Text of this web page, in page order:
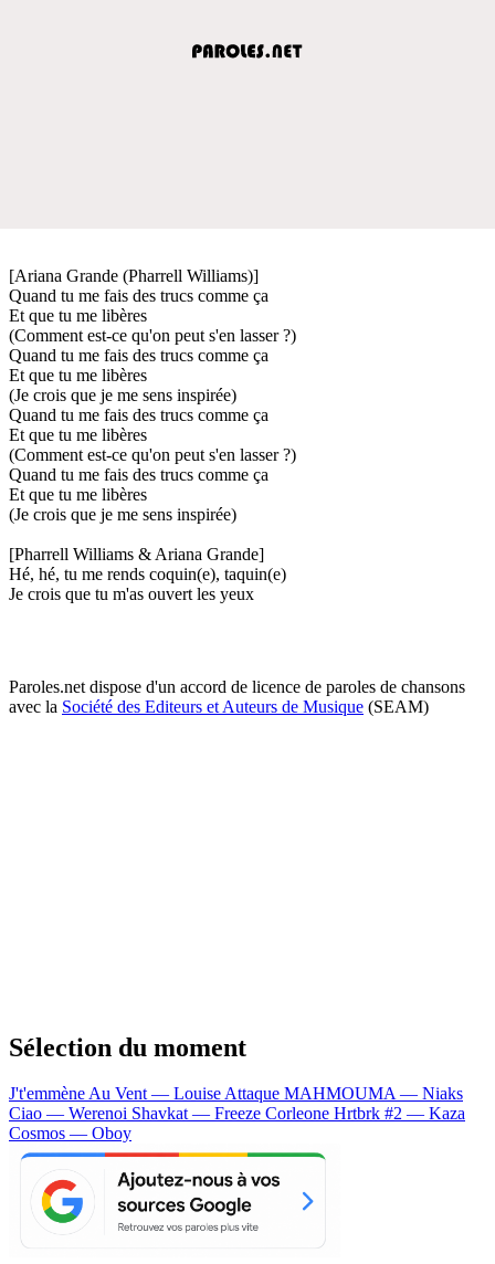
[Ariana Grande (Pharrell Williams)]
Quand tu me fais des trucs comme ça
Et que tu me libères
(Comment est-ce qu'on peut s'en lasser ?)
Quand tu me fais des trucs comme ça
Et que tu me libères
(Je crois que je me sens inspirée)
Quand tu me fais des trucs comme ça
Et que tu me libères
(Comment est-ce qu'on peut s'en lasser ?)
Quand tu me fais des trucs comme ça
Et que tu me libères
(Je crois que je me sens inspirée)
[Pharrell Williams & Ariana Grande]
Hé, hé, tu me rends coquin(e), taquin(e)
Je crois que tu m'as ouvert les yeux
Paroles.net dispose d'un accord de licence de paroles de chansons
avec la Société des Editeurs et Auteurs de Musique (SEAM)
Sélection du moment
J't'emmène Au Vent — Louise Attaque MAHMOUMA — Niaks
Ciao — Werenoi Shavkat — Freeze Corleone Hrtbrk #2 — Kaza
Cosmos — Oboy